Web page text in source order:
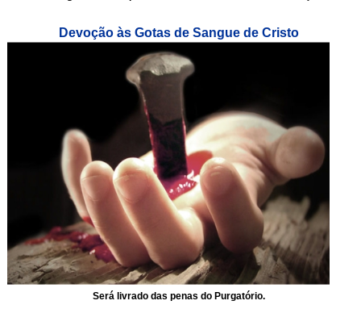
Devoção às Gotas de Sangue de Cristo
Será livrado das penas do Purgatório.